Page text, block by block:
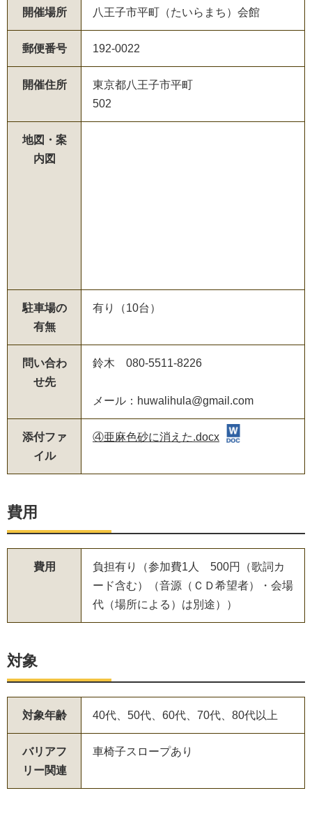
開催場所 八王子市平町（たいらまち）会館
郵便番号 192-0022
開催住所
東京都八王子市平町
502
地図・案
内図
駐車場の
有無
有り（10台）
問い合わ
せ先
鈴木 080-5511-8226
メール：huwalihula@gmail.com
添付ファ
イル
④亜麻色砂に消えた.docx
費用
費用
負担有り（参加費1人 500円（歌詞カ
ード含む）（音源（ＣＤ希望者）・会場
代（場所による）は別途））
対象
対象年齢 40代、50代、60代、70代、80代以上
バリアフ
リー関連
車椅子スロープあり